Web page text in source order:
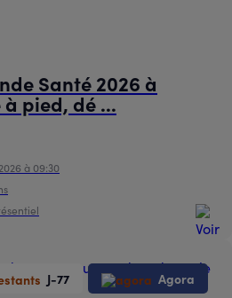
Santé 2026 à
pied, dé ...
à 09:30
J-77 Agora